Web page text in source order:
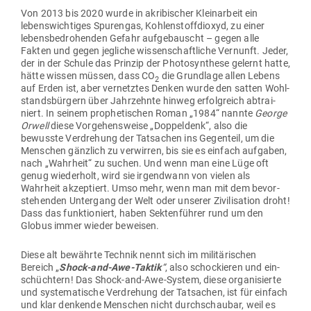
Von 2013 bis 2020 wurde in akri­bi­scher Klein­arbeit ein
lebens­wich­tiges Spu­rengas, Koh­len­stoff­dioxyd, zu einer
lebens­be­dro­henden Gefahr auf­ge­bauscht – gegen alle
Fakten und gegen jeg­liche wis­sen­schaft­liche Ver­nunft. Jeder,
der in der Schule das Prinzip der Pho­to­syn­these gelernt hatte,
hätte wissen müssen, dass CO2 die Grundlage allen Lebens
auf Erden ist, aber ver­netztes Denken wurde den satten Wohl­
stands­bürgern über Jahr­zehnte hinweg erfolg­reich abtrai­
niert. In seinem pro­phe­ti­schen Roman „1984“ nannte George
Orwelldiese Vor­ge­hens­weise „Dop­peldenk“, also die
bewusste Ver­drehung der Tat­sachen ins Gegenteil, um die
Men­schen gänzlich zu ver­wirren, bis sie es einfach auf­gaben,
nach „Wahrheit“ zu suchen. Und wenn man eine Lüge oft
genug wie­derholt, wird sie irgendwann von vielen als
Wahrheit akzep­tiert. Umso mehr, wenn man mit dem bevor­
ste­henden Untergang der Welt oder unserer Zivi­li­sation droht!
Dass das funk­tio­niert, haben Sek­ten­führer rund um den
Globus immer wieder beweisen.
Diese alt bewährte Technik nennt sich im mili­tä­ri­schen
Bereich „Shock-and-Awe-Taktik“, also scho­ckieren und ein­
schüchtern! Das Shock-and-Awe-System, diese orga­ni­sierte
und sys­te­ma­tische Ver­drehung der Tat­sachen, ist für einfach
und klar den­kende Men­schen nicht durch­schaubar, weil es